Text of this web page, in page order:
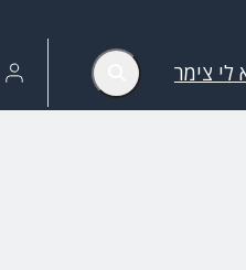
לי צימר